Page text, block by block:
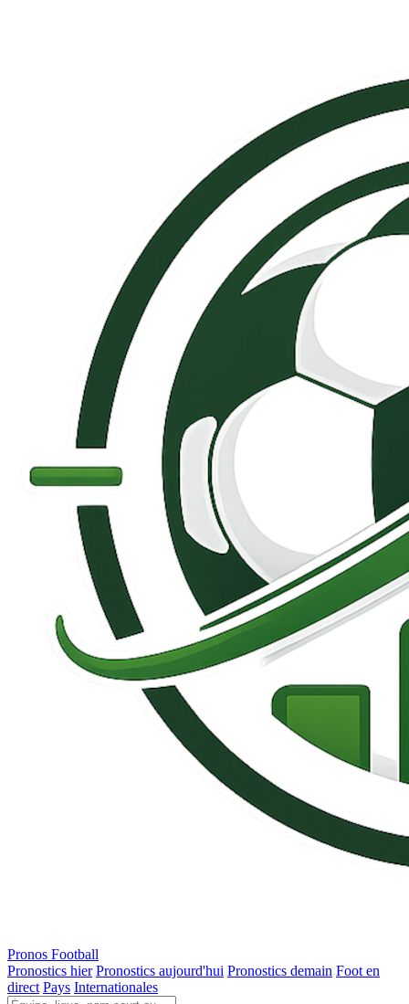
Pronos Football
Pronostics hier Pronostics aujourd'hui Pronostics demain Foot en
direct Pays Internationales